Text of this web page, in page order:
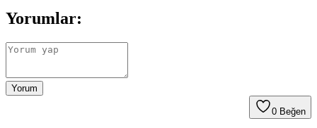
Yorumlar:
Yorum
0 Beğen